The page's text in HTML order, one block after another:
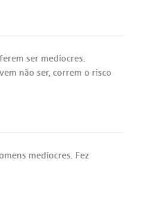
ser medíocres.
não ser, correm o risco
medíocres. Fez